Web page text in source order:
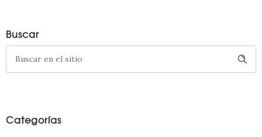
Buscar
Categorías